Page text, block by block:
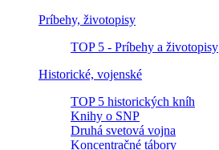
Príbehy, životopisy
TOP 5 - Príbehy a životopisy
Historické, vojenské
TOP 5 historických kníh
Knihy o SNP
Druhá svetová vojna
Koncentračné tábory